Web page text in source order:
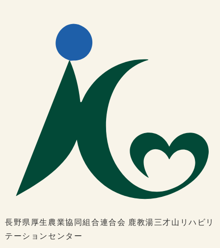
長野県厚生農業協同組合連合会 鹿教湯三才山リハビリ
テーションセンター
鹿教湯病院
第66回 日本神経学会 学術大会 ポスター
発表（2例）
2025年5月21日～24日にかけて、第66回 日本神経
学会 学術大会が大阪国際会議場にて開催され、当セ
ンターのスタッフが2例のポスター発表しましたの
で紹介いたします。
・タイトル 『LSVT-BIG® 施工前後でのOff
時間の変化量の検討』